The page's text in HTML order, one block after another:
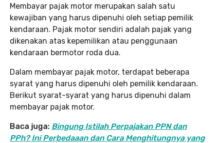
Membayar pajak motor merupakan salah satu
kewajiban yang harus dipenuhi oleh setiap pemilik
kendaraan. Pajak motor sendiri adalah pajak yang
dikenakan atas kepemilikan atau penggunaan
kendaraan bermotor roda dua.
Dalam membayar pajak motor, terdapat beberapa
syarat yang harus dipenuhi oleh pemilik kendaraan.
Berikut syarat-syarat yang harus dipenuhi dalam
membayar pajak motor.
Baca juga: Bingung Istilah Perpajakan PPN dan
PPh? Ini Perbedaaan dan Cara Menghitungnya yang